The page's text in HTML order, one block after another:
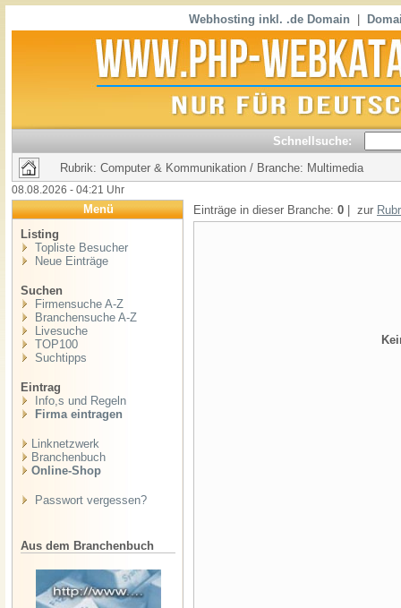
Webhosting inkl. .de Domain
Schnellsuche:
Rubrik: Computer & Kommunikation / Branche: Multimedia
08.08.2026 - 04:21 Uhr
Menü
Listing
Topliste Besucher
Neue Einträge
Suchen
Firmensuche A-Z
Branchensuche A-Z
Livesuche
TOP100
Suchtipps
Eintrag
Info,s und Regeln
Firma eintragen
Linknetzwerk
Branchenbuch
Online-Shop
Passwort vergessen?
Aus dem Branchenbuch
Einträge in dieser Branche: 0 | zur